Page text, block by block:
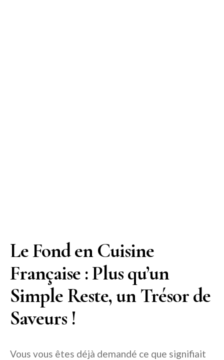
Le Fond en Cuisine
Française : Plus qu’un
Simple Reste, un Trésor de
Saveurs !
Vous vous êtes déjà demandé ce que signifiait